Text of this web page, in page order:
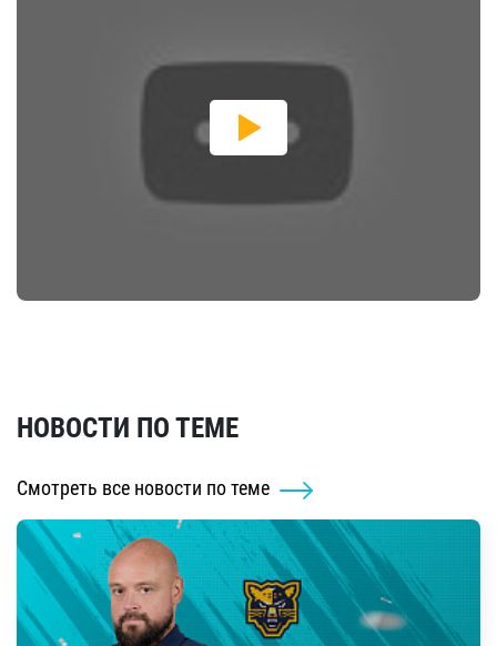
НОВОСТИ ПО ТЕМЕ
Смотреть все новости по теме